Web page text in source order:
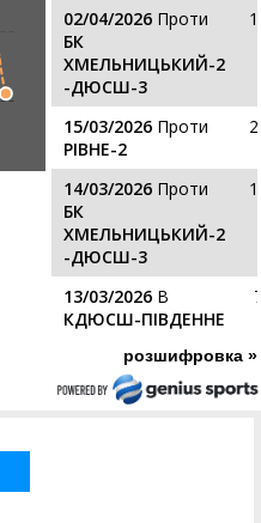
02/04/2026 Проти
БК
ХМЕЛЬНИЦЬКИЙ-2
-ДЮСШ-3
15/03/2026 Проти
РІВНЕ-2
14/03/2026 Проти
БК
ХМЕЛЬНИЦЬКИЙ-2
-ДЮСШ-3
13/03/2026 В
КДЮСШ-ПІВДЕННЕ
розшифровка »